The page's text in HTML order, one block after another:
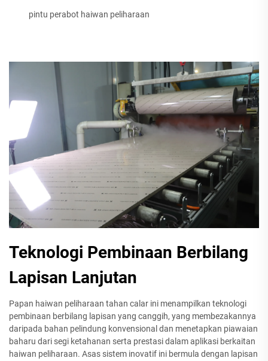
pintu perabot haiwan peliharaan
Teknologi Pembinaan Berbilang
Lapisan Lanjutan
Papan haiwan peliharaan tahan calar ini menampilkan teknologi
pembinaan berbilang lapisan yang canggih, yang membezakannya
daripada bahan pelindung konvensional dan menetapkan piawaian
baharu dari segi ketahanan serta prestasi dalam aplikasi berkaitan
haiwan peliharaan. Asas sistem inovatif ini bermula dengan lapisan